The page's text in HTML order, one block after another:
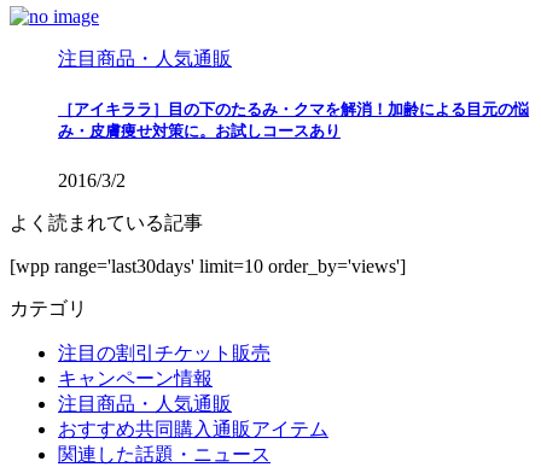
注目商品・人気通販
［アイキララ］目の下のたるみ・クマを解消！加齢による目元の悩
み・皮膚痩せ対策に。お試しコースあり
2016/3/2
よく読まれている記事
[wpp range='last30days' limit=10 order_by='views']
カテゴリ
注目の割引チケット販売
キャンペーン情報
注目商品・人気通販
おすすめ共同購入通販アイテム
関連した話題・ニュース